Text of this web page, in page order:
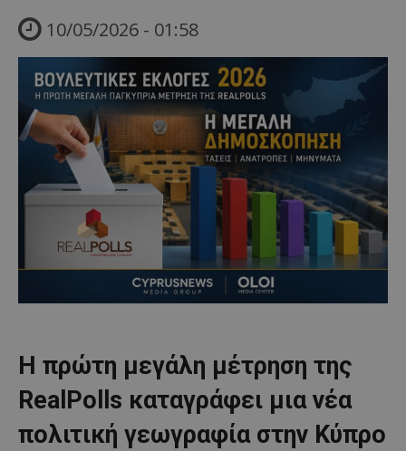
10/05/2026 - 01:58
Η πρώτη μεγάλη μέτρηση της
RealPolls καταγράφει μια νέα
πολιτική γεωγραφία στην Κύπρο